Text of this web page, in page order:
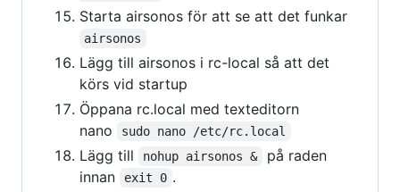
Starta airsonos för att se att det funkar
airsonos
Lägg till airsonos i rc-local så att det
körs vid startup
Öppana rc.local med texteditorn
nano
sudo nano /etc/rc.local
Lägg till nohup airsonos &
på raden
innan
exit 0 .